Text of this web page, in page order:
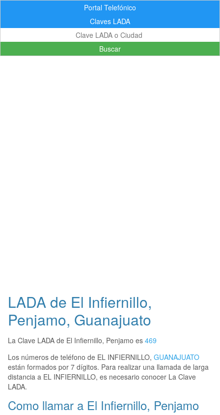
Portal Telefónico
Claves LADA
Buscar
LADA de El Infiernillo,
Penjamo, Guanajuato
La Clave LADA de El Infiernillo, Penjamo es 469
Los números de teléfono de EL INFIERNILLO, GUANAJUATO
están formados por 7 dígitos. Para realizar una llamada de larga
distancia a EL INFIERNILLO, es necesario conocer La Clave
LADA.
Como llamar a El Infiernillo, Penjamo